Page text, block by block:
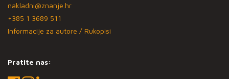
nakladni@znanje.hr
+385 1 3689 511
Informacije za autore / Rukopisi
Pratite nas: